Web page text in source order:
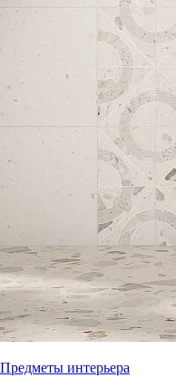
Предметы интерьера